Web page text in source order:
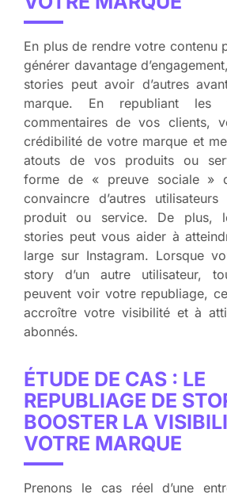
En plus de rendre votre contenu
générer davantage
stories peut avoir d’autres
marque. En republiant les
commentaires de vos clients,
crédibilité de votre marque et
atouts de vos produits ou
forme de « preuve sociale »
convaincre d’autres
produit ou service. De plus,
stories peut vous aider à
large sur Instagram. Lorsque
story d’un autre utilisateur,
peuvent voir votre republiage,
accroître votre visibilité et à
abonnés.
ÉTUDE DE CAS : LE
REPUBLIAGE DE
BOOSTER LA
VOTRE MARQUE
Prenons le cas réel d’une